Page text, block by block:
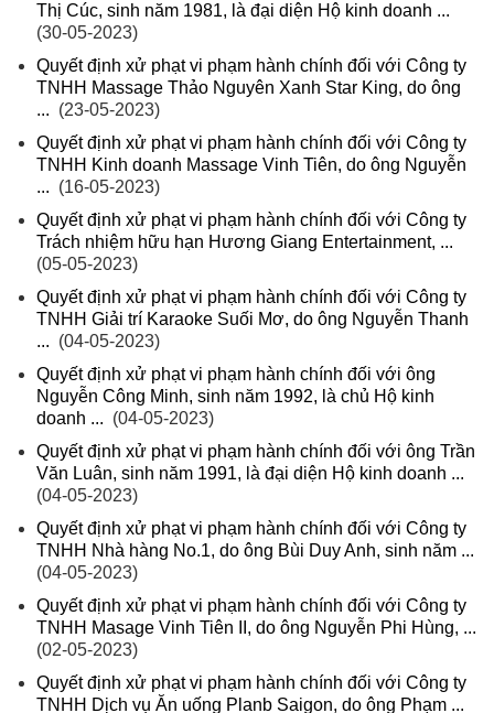
Thị Cúc, sinh năm 1981, là đại diện Hộ kinh doanh ...
(30-05-2023)
Quyết định xử phạt vi phạm hành chính đối với Công ty
TNHH Massage Thảo Nguyên Xanh Star King, do ông
... (23-05-2023)
Quyết định xử phạt vi phạm hành chính đối với Công ty
TNHH Kinh doanh Massage Vinh Tiên, do ông Nguyễn
... (16-05-2023)
Quyết định xử phạt vi phạm hành chính đối với Công ty
Trách nhiệm hữu hạn Hương Giang Entertainment, ...
(05-05-2023)
Quyết định xử phạt vi phạm hành chính đối với Công ty
TNHH Giải trí Karaoke Suối Mơ, do ông Nguyễn Thanh
... (04-05-2023)
Quyết định xử phạt vi phạm hành chính đối với ông
Nguyễn Công Minh, sinh năm 1992, là chủ Hộ kinh
doanh ... (04-05-2023)
Quyết định xử phạt vi phạm hành chính đối với ông Trần
Văn Luân, sinh năm 1991, là đại diện Hộ kinh doanh ...
(04-05-2023)
Quyết định xử phạt vi phạm hành chính đối với Công ty
TNHH Nhà hàng No.1, do ông Bùi Duy Anh, sinh năm ...
(04-05-2023)
Quyết định xử phạt vi phạm hành chính đối với Công ty
TNHH Masage Vinh Tiên II, do ông Nguyễn Phi Hùng, ...
(02-05-2023)
Quyết định xử phạt vi phạm hành chính đối với Công ty
TNHH Dịch vụ Ăn uống Planb Saigon, do ông Phạm ...